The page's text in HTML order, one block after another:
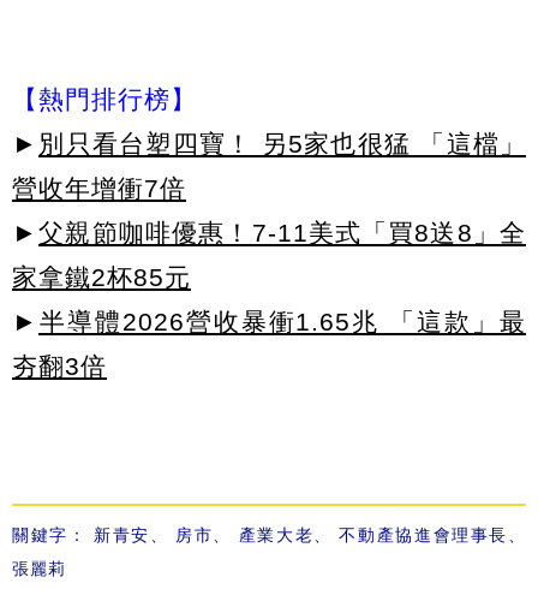
【熱門排行榜】
► 別只看台塑四寶！ 另5家也很猛 「這檔」
營收年增衝7倍
► 父親節咖啡優惠！7-11美式「買8送8」全
家拿鐵2杯85元
► 半導體2026營收暴衝1.65兆 「這款」最
夯翻3倍
關鍵字： 新青安 房市 產業大老 、不動產協進會理事長
張麗莉